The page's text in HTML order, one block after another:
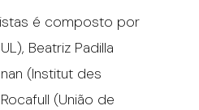
é composto por
Beatriz Padilla
(Institut des
(União de